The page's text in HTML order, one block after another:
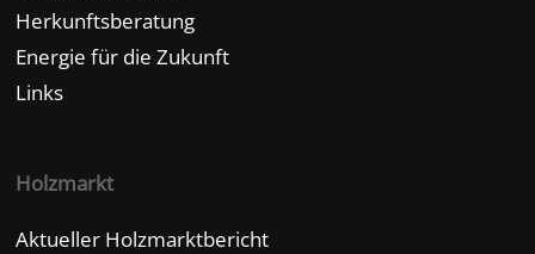
Herkunftsberatung
Energie für die Zukunft
Links
Holzmarkt
Aktueller Holzmarktbericht